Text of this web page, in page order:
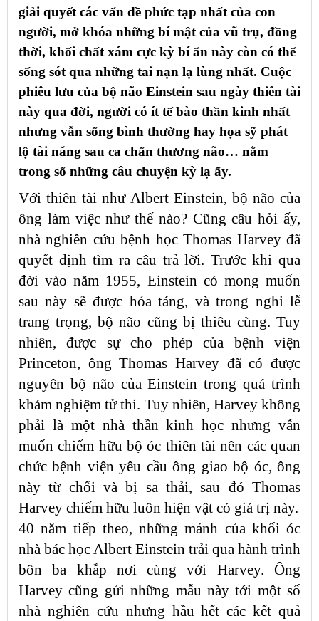
giải quyết các vấn đề phức tạp nhất của con
người, mở khóa những bí mật của vũ trụ, đồng
thời, khối chất xám cực kỳ bí ẩn này còn có thể
sống sót qua những tai nạn lạ lùng nhất. Cuộc
phiêu lưu của bộ não Einstein sau ngày thiên tài
này qua đời, người có ít tế bào thần kinh nhất
nhưng vẫn sống bình thường hay họa sỹ phát
lộ tài năng sau ca chấn thương não… nằm
trong số những câu chuyện kỳ lạ ấy.
Với thiên tài như Albert Einstein, bộ não của
ông làm việc như thế nào? Cũng câu hỏi ấy,
nhà nghiên cứu bệnh học Thomas Harvey đã
quyết định tìm ra câu trả lời. Trước khi qua
đời vào năm 1955, Einstein có mong muốn
sau này sẽ được hỏa táng, và trong nghi lễ
trang trọng, bộ não cũng bị thiêu cùng. Tuy
nhiên, được sự cho phép của bệnh viện
Princeton, ông Thomas Harvey đã có được
nguyên bộ não của Einstein trong quá trình
khám nghiệm tử thi. Tuy nhiên, Harvey không
phải là một nhà thần kinh học nhưng vẫn
muốn chiếm hữu bộ óc thiên tài nên các quan
chức bệnh viện yêu cầu ông giao bộ óc, ông
này từ chối và bị sa thải, sau đó Thomas
Harvey chiếm hữu luôn hiện vật có giá trị này.
40 năm tiếp theo, những mảnh của khối óc
nhà bác học Albert Einstein trải qua hành trình
bôn ba khắp nơi cùng với Harvey. Ông
Harvey cũng gửi những mẫu này tới một số
nhà nghiên cứu nhưng hầu hết các kết quả